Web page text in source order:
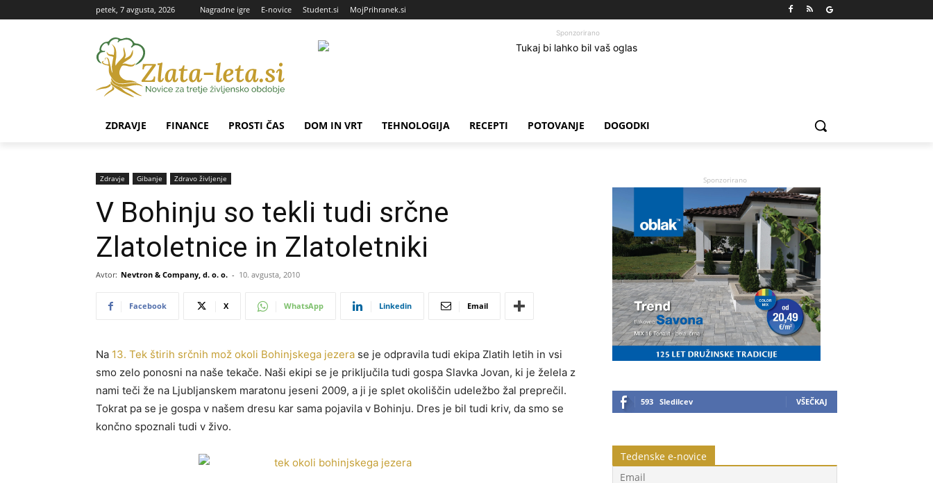
petek, 7 avgusta, 2026 Nagradne igre E-novice Student.si MojPrihranek.si
Sponzorirano
ZDRAVJE FINANCE PROSTI ČAS DOM IN VRT TEHNOLOGIJA RECEPTI POTOVANJE DOGODKI
Zdravje Gibanje Zdravo življenje
V Bohinju so tekli tudi srčne
Zlatoletnice in Zlatoletniki
Avtor: Nevtron & Company, d. o. o. - 10. avgusta, 2010
Facebook X WhatsApp Linkedin Email
Na 13. Tek štirih srčnih mož okoli Bohinjskega jezera se je odpravila tudi ekipa Zlatih letih in vsi
smo zelo ponosni na naše tekače. Naši ekipi se je priključila tudi gospa Slavka Jovan, ki je želela z
nami teči že na Ljubljanskem maratonu jeseni 2009, a ji je splet okoliščin udeležbo žal preprečil.
Tokrat pa se je gospa v našem dresu kar sama pojavila v Bohinju. Dres je bil tudi kriv, da smo se
končno spoznali tudi v živo.
Sponzorirano
593 Sledilcev VŠEČKAJ
Tedenske e-novice